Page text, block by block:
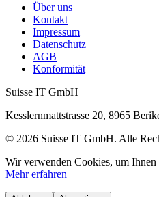
Über uns
Kontakt
Impressum
Datenschutz
AGB
Konformität
Suisse IT GmbH
Kesslernmattstrasse 20, 8965
© 2026 Suisse IT GmbH. Alle
Wir verwenden Cookies, um Ihnen
Mehr erfahren